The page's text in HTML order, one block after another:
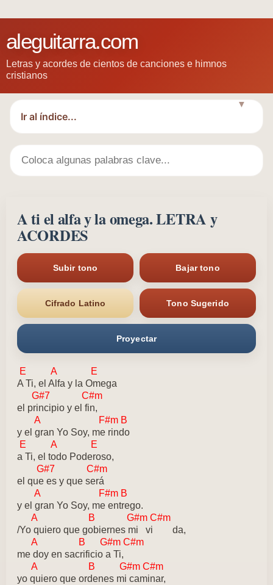
aleguitarra.com
Letras y acordes de cientos de canciones e himnos
cristianos
▼
A ti el alfa y la omega. LETRA y
ACORDES
Subir tono Bajar tono
Cifrado Latino Tono Sugerido
Proyectar
E A E
A Ti, el Alfa y la Omega
G#7 C#m
el principio y el fin,
A F#m B
y el gran Yo Soy, me rindo
E A E
a Ti, el todo Poderoso,
G#7 C#m
el que es y que será
A F#m B
y el gran Yo Soy, me entrego.
A B G#m C#m
/Yo quiero que gobiernes mi vi da,
A B G#m C#m
me doy en sacrificio a Ti,
A B G#m C#m
yo quiero que ordenes mi caminar,